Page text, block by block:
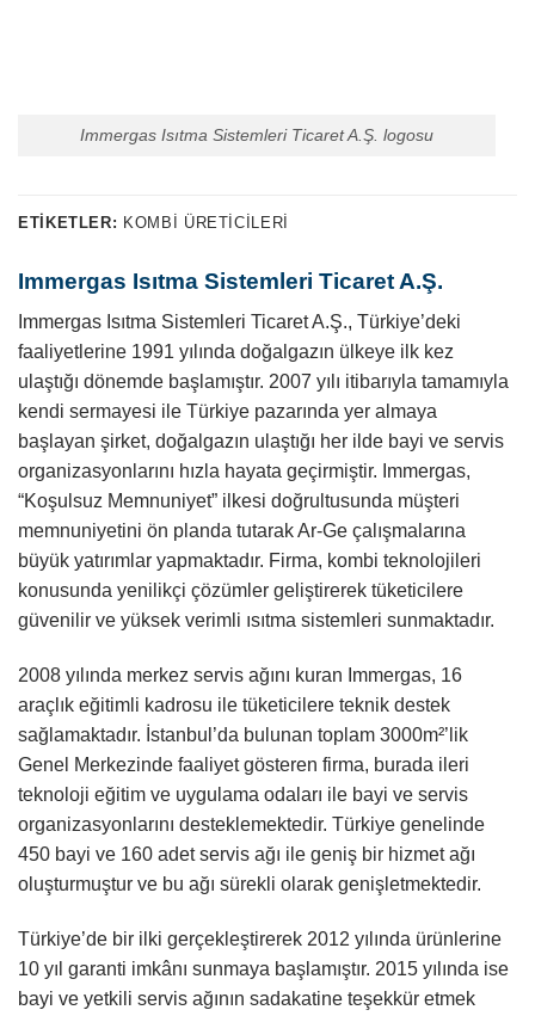
Immergas Isıtma Sistemleri Ticaret A.Ş. logosu
ETIKETLER: KOMBI ÜRETICILERI
Immergas Isıtma Sistemleri Ticaret A.Ş.
Immergas Isıtma Sistemleri Ticaret A.Ş., Türkiye’deki
faaliyetlerine 1991 yılında doğalgazın ülkeye ilk kez
ulaştığı dönemde başlamıştır. 2007 yılı itibarıyla tamamıyla
kendi sermayesi ile Türkiye pazarında yer almaya
başlayan şirket, doğalgazın ulaştığı her ilde bayi ve servis
organizasyonlarını hızla hayata geçirmiştir. Immergas,
“Koşulsuz Memnuniyet” ilkesi doğrultusunda müşteri
memnuniyetini ön planda tutarak Ar-Ge çalışmalarına
büyük yatırımlar yapmaktadır. Firma, kombi teknolojileri
konusunda yenilikçi çözümler geliştirerek tüketicilere
güvenilir ve yüksek verimli ısıtma sistemleri sunmaktadır.
2008 yılında merkez servis ağını kuran Immergas, 16
araçlık eğitimli kadrosu ile tüketicilere teknik destek
sağlamaktadır. İstanbul’da bulunan toplam 3000m²’lik
Genel Merkezinde faaliyet gösteren firma, burada ileri
teknoloji eğitim ve uygulama odaları ile bayi ve servis
organizasyonlarını desteklemektedir. Türkiye genelinde
450 bayi ve 160 adet servis ağı ile geniş bir hizmet ağı
oluşturmuştur ve bu ağı sürekli olarak genişletmektedir.
Türkiye’de bir ilki gerçekleştirerek 2012 yılında ürünlerine
10 yıl garanti imkânı sunmaya başlamıştır. 2015 yılında ise
bayi ve yetkili servis ağının sadakatine teşekkür etmek